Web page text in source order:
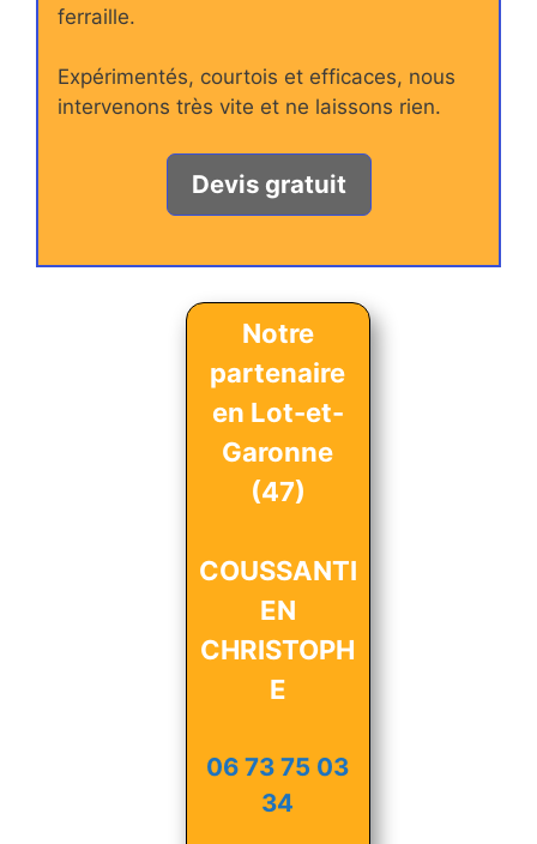
ferraille.
Expérimentés, courtois et efficaces, nous
intervenons très vite et ne laissons rien.
Devis gratuit
Notre
partenaire
en Lot-et-
Garonne
(47)
COUSSANTI
EN
CHRISTOPH
E
06 73 75 03
34